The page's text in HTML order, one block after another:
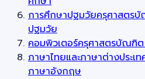
การศึกษาปฐมวัยครุศาสตร
ปฐมวัย
คอมพิวเตอร์ครุศาสตรบัณฑิ
ภาษาไทยและภาษาต่างประ
ภาษาอังกฤษ